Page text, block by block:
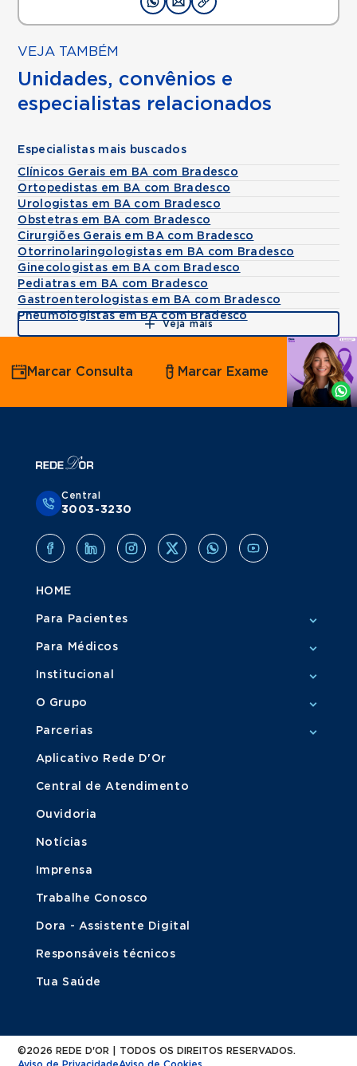
VEJA TAMBÉM
Unidades, convênios e
especialistas relacionados
Especialistas mais buscados
Clínicos Gerais em BA com Bradesco
Ortopedistas em BA com Bradesco
Urologistas em BA com Bradesco
Obstetras em BA com Bradesco
Cirurgiões Gerais em BA com Bradesco
Otorrinolaringologistas em BA com Bradesco
Ginecologistas em BA com Bradesco
Pediatras em BA com Bradesco
Gastroenterologistas em BA com Bradesco
Pneumologistas em BA com Bradesco
Veja mais
Agende
por
Whatsapp
Marcar Consulta Marcar Exame
Central
3003-3230
HOME
Para Pacientes
Para Médicos
Institucional
O Grupo
Parcerias
Aplicativo Rede D'Or
Central de Atendimento
Ouvidoria
Notícias
Imprensa
Trabalhe Conosco
Dora - Assistente Digital
Responsáveis técnicos
Tua Saúde
©2026 REDE D'OR | TODOS OS DIREITOS RESERVADOS.